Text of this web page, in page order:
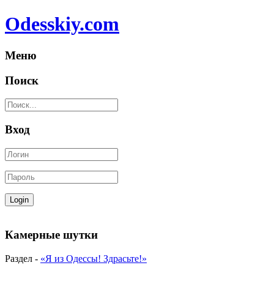
Odesskiy.com
Меню
Поиск
Вход
Камерные шутки
Раздел - «Я из Одессы! Здрасьте!»